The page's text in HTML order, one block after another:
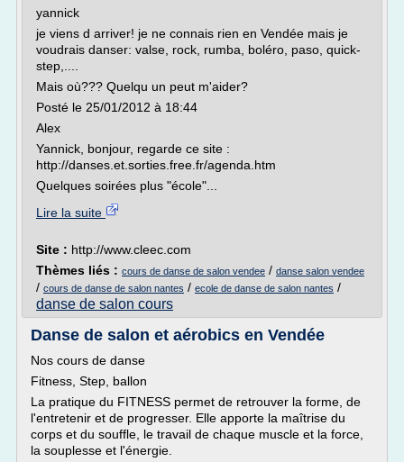
yannick
je viens d arriver! je ne connais rien en Vendée mais je
voudrais danser: valse, rock, rumba, boléro, paso, quick-
step,....
Mais où??? Quelqu un peut m'aider?
Posté le 25/01/2012 à 18:44
Alex
Yannick, bonjour, regarde ce site :
http://danses.et.sorties.free.fr/agenda.htm
Quelques soirées plus "école"...
Lire la suite
Site : http://www.cleec.com
Thèmes liés : cours de danse de salon vendee / danse salon vendee
/ cours de danse de salon nantes / ecole de danse de salon nantes /
danse de salon cours
Danse de salon et aérobics en Vendée
Nos cours de danse
Fitness, Step, ballon
La pratique du FITNESS permet de retrouver la forme, de
l'entretenir et de progresser. Elle apporte la maîtrise du
corps et du souffle, le travail de chaque muscle et la force,
la souplesse et l'énergie.